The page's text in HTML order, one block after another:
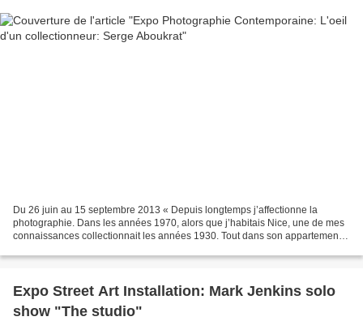
Du 26 juin au 15 septembre 2013 « Depuis longtemps j’affectionne la
photographie. Dans les années 1970, alors que j’habitais Nice, une de mes
connaissances collectionnait les années 1930. Tout dans son appartement
Expo Street Art Installation: Mark Jenkins solo
show "The studio"